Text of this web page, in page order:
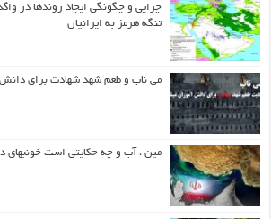
چرایی و چگونگی ایجاد روندها در
تنگه هرمز به ایرانیان
می ناب و طعم شهد شهادت برای دانش
مین ، آب و چه حکایتی است خونبهای